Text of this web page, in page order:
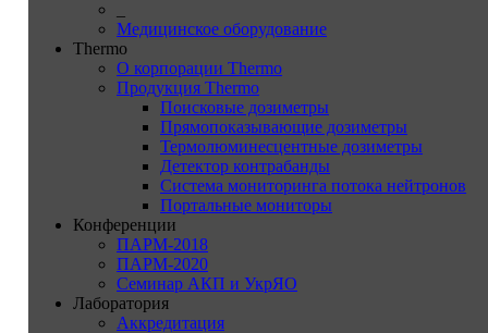
Медицинское оборудование
Thermo
О корпорации Thermo
Продукция Thermo
Поисковые дозиметры
Прямопоказывающие дозиметры
Термолюминесцентные дозиметры
Детектор контрабанды
Система мониторинга потока нейтронов
Портальные мониторы
Конференции
ПАРМ-2018
ПАРМ-2020
Семинар АКП и УкрЯО
Лаборатория
Аккредитация